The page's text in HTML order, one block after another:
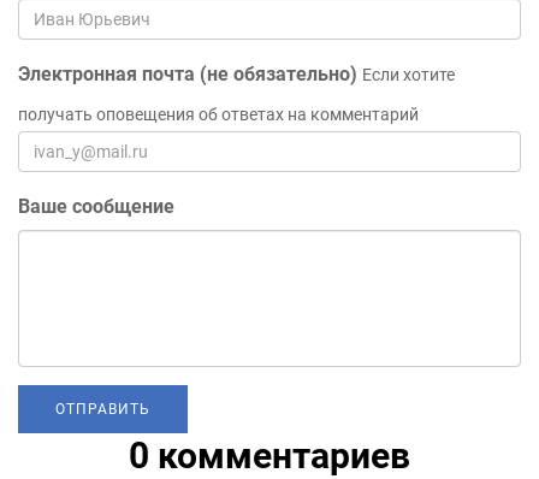
Электронная почта (не обязательно) Если хотите
получать оповещения об ответах на комментарий
Ваше сообщение
0 комментариев